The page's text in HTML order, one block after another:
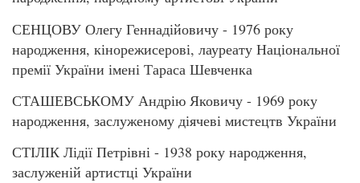
СЕНЦОВУ Олегу Геннадійовичу - 1976 року
народження, кінорежисерові, лауреату Національної
премії України імені Тараса Шевченка
СТАШЕВСЬКОМУ Андрію Яковичу - 1969 року
народження, заслуженому діячеві мистецтв України
СТІЛІК Лідії Петрівні - 1938 року народження,
заслуженій артистці України